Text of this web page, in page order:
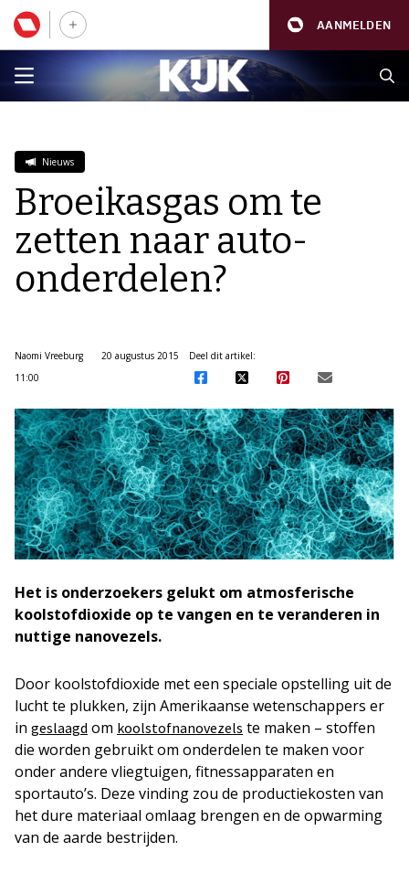
AANMELDEN
Nieuws
Broeikasgas om te
zetten naar auto-
onderdelen?
Naomi Vreeburg
20 augustus 2015
11:00
Deel dit artikel:
Het is onderzoekers gelukt om atmosferische
koolstofdioxide op te vangen en te veranderen in
nuttige nanovezels.
Door koolstofdioxide met een speciale opstelling uit de
lucht te plukken, zijn Amerikaanse wetenschappers er
in geslaagd om koolstofnanovezels te maken – stoffen
die worden gebruikt om onderdelen te maken voor
onder andere vliegtuigen, fitnessapparaten en
sportauto’s. Deze vinding zou de productiekosten van
het dure materiaal omlaag brengen en de opwarming
van de aarde bestrijden.